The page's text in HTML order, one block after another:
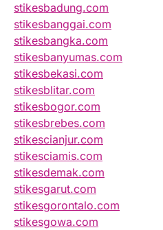
stikesbadung.com
stikesbanggai.com
stikesbangka.com
stikesbanyumas.com
stikesbekasi.com
stikesblitar.com
stikesbogor.com
stikesbrebes.com
stikescianjur.com
stikesciamis.com
stikesdemak.com
stikesgarut.com
stikesgorontalo.com
stikesgowa.com